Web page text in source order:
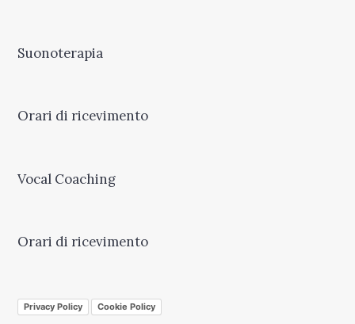
Suonoterapia
Orari di ricevimento
Vocal Coaching
Orari di ricevimento
Privacy Policy Cookie Policy